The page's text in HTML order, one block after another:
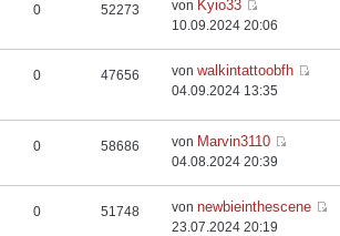
0 52273 von Kyio33
10.09.2024 20:06
0 47656 vonwalkintattoobfh
04.09.2024 13:35
0 58686 von Marvin3110
04.08.2024 20:39
0 51748 vonnewbieinthescene
23.07.2024 20:19